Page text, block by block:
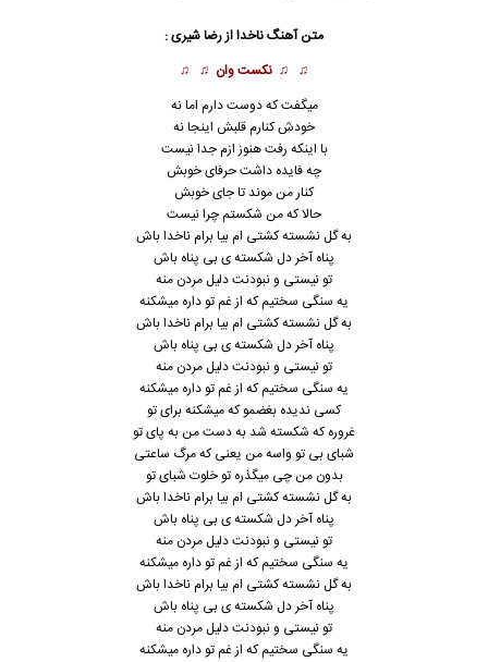
متن آهنگ ناخدا از رضا شیری :
♫ ♫ نکست وان ♫ ♫
میگفت که دوست دارم اما نه
خودش کنارم قلبش اینجا نه
با اینکه رفت هنوز ازم جدا نیست
چه فایده داشت حرفای خوبش
کنار من موند تا جای خوبش
حالا که من شکستم چرا نیست
به گل نشسته کشتی ام بیا برام ناخدا باش
پناه آخر دل شکسته ی بی پناه باش
تو نیستی و نبودنت دلیل مردن منه
یه سنگی سختیم که از غم تو داره میشکنه
به گل نشسته کشتی ام بیا برام ناخدا باش
پناه آخر دل شکسته ی بی پناه باش
تو نیستی و نبودنت دلیل مردن منه
یه سنگی سختیم که از غم تو داره میشکنه
کسی ندیده بغضمو که میشکنه برای تو
غروره که شکسته شد به دست من به پای تو
شبای بی تو واسه من یعنی که مرگ ساعتی
بدون من چی میگذره تو خلوت شبای تو
به گل نشسته کشتی ام بیا برام ناخدا باش
پناه آخر دل شکسته ی بی پناه باش
تو نیستی و نبودنت دلیل مردن منه
یه سنگی سختیم که از غم تو داره میشکنه
به گل نشسته کشتی ام بیا برام ناخدا باش
پناه آخر دل شکسته ی بی پناه باش
تو نیستی و نبودنت دلیل مردن منه
یه سنگی سختیم که از غم تو داره میشکنه